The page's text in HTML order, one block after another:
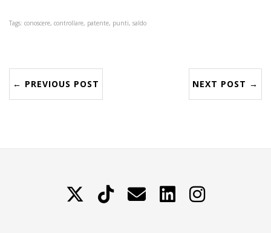
Tags: conoscere, controllare, patente, punti, saldo
← PREVIOUS POST NEXT POST →
TikTok Contattami LinkedIn